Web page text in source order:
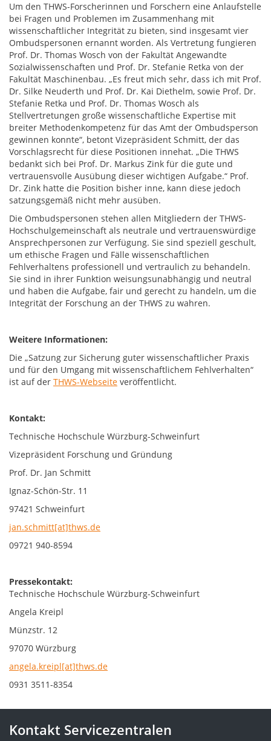
Um den THWS-Forscherinnen und Forschern eine Anlaufstelle
bei Fragen und Problemen im Zusammenhang mit
wissenschaftlicher Integrität zu bieten, sind insgesamt vier
Ombudspersonen ernannt worden. Als Vertretung fungieren
Prof. Dr. Thomas Wosch von der Fakultät Angewandte
Sozialwissenschaften und Prof. Dr. Stefanie Retka von der
Fakultät Maschinenbau. „Es freut mich sehr, dass ich mit Prof.
Dr. Silke Neuderth und Prof. Dr. Kai Diethelm, sowie Prof. Dr.
Stefanie Retka und Prof. Dr. Thomas Wosch als
Stellvertretungen große wissenschaftliche Expertise mit
breiter Methodenkompetenz für das Amt der Ombudsperson
gewinnen konnte“, betont Vizepräsident Schmitt, der das
Vorschlagsrecht für diese Positionen innehat. „Die THWS
bedankt sich bei Prof. Dr. Markus Zink für die gute und
vertrauensvolle Ausübung dieser wichtigen Aufgabe.“ Prof.
Dr. Zink hatte die Position bisher inne, kann diese jedoch
satzungsgemäß nicht mehr ausüben.
Die Ombudspersonen stehen allen Mitgliedern der THWS-
Hochschulgemeinschaft als neutrale und vertrauenswürdige
Ansprechpersonen zur Verfügung. Sie sind speziell geschult,
um ethische Fragen und Fälle wissenschaftlichen
Fehlverhaltens professionell und vertraulich zu behandeln.
Sie sind in ihrer Funktion weisungsunabhängig und neutral
und haben die Aufgabe, fair und gerecht zu handeln, um die
Integrität der Forschung an der THWS zu wahren.
Weitere Informationen:
Die „Satzung zur Sicherung guter wissenschaftlicher Praxis
und für den Umgang mit wissenschaftlichem Fehlverhalten“
ist auf der THWS-Webseite veröffentlicht.
Kontakt:
Technische Hochschule Würzburg-Schweinfurt
Vizepräsident Forschung und Gründung
Prof. Dr. Jan Schmitt
Ignaz-Schön-Str. 11
97421 Schweinfurt
jan.schmitt[at]thws.de
09721 940-8594
Pressekontakt:
Technische Hochschule Würzburg-Schweinfurt
Angela Kreipl
Münzstr. 12
97070 Würzburg
angela.kreipl[at]thws.de
0931 3511-8354
Kontakt Servicezentralen